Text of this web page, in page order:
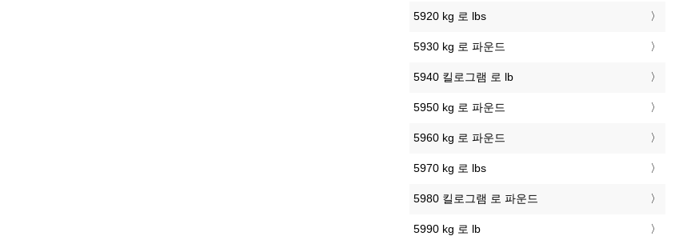
5920 kg 로 lbs
5930 kg 로 파운드
5940 킬로그램 로 lb
5950 kg 로 파운드
5960 kg 로 파운드
5970 kg 로 lbs
5980 킬로그램 로 파운드
5990 kg 로 lb